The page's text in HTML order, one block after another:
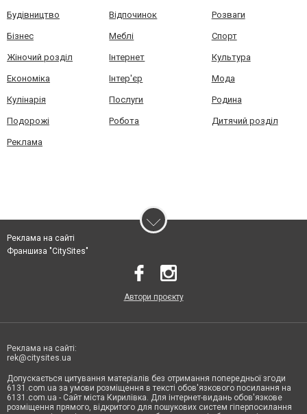
Будівництво Відпочинок Розваги
Бізнес Меблі Спорт
Жіночий розділ Інтернет Культура
Економіка Інтер'єр Мода
Кулінарія Послуги Родина
Подорожі Робота Дитячий розділ
Реклама
Реклама на сайті
Франшиза "CitySites"
Автори проєкту
Реклама на сайті:
rek@citysites.ua
Допускається цитування матеріалів без отримання попередньої згоди
6131.com.ua за умови розміщення в тексті обов'язкового посилання на
6131.com.ua - Сайт міста Кирилівка. Для інтернет-видань обов'язкове
розміщення прямого, відкритого для пошукових систем гіперпосилання